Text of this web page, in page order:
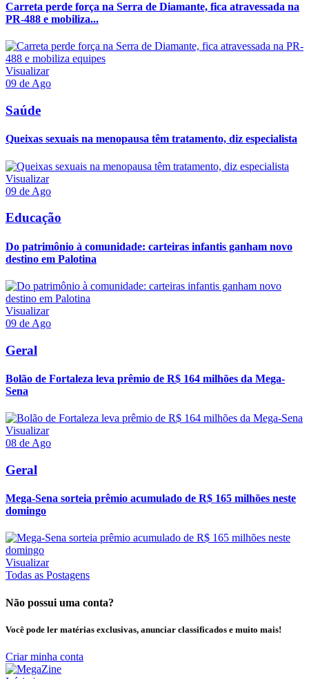
Carreta perde força na Serra de Diamante, fica atravessada na
PR-488 e mobiliza...
Visualizar
09 de Ago
Saúde
Queixas sexuais na menopausa têm tratamento, diz especialista
Visualizar
09 de Ago
Educação
Do patrimônio à comunidade: carteiras infantis ganham novo
destino em Palotina
Visualizar
09 de Ago
Geral
Bolão de Fortaleza leva prêmio de R$ 164 milhões da Mega-
Sena
Visualizar
08 de Ago
Geral
Mega-Sena sorteia prêmio acumulado de R$ 165 milhões neste
domingo
Visualizar
Todas as Postagens
Não possui uma conta?
Você pode ler matérias exclusivas, anunciar classificados e muito mais!
Criar minha conta